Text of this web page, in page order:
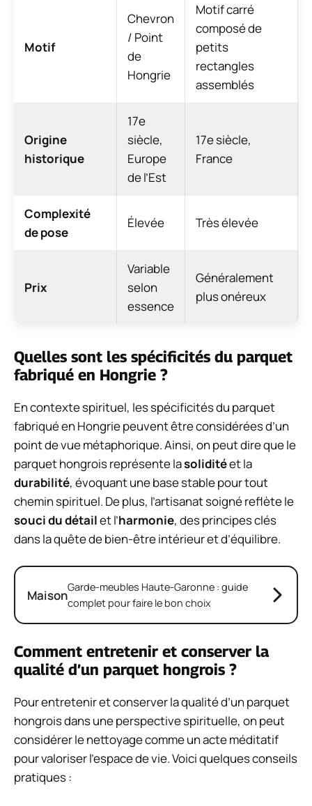
Motif
Chevron
/ Point
de
Hongrie
Motif carré
composé de
petits
rectangles
assemblés
Origine
historique
17e
siècle,
Europe
de l’Est
17e siècle,
France
Complexité
de pose
Élevée Très élevée
Prix
Variable
selon
essence
Généralement
plus onéreux
Quelles sont les spécificités du parquet
fabriqué en Hongrie ?
En contexte spirituel, les spécificités du parquet
fabriqué en Hongrie peuvent être considérées d’un
point de vue métaphorique. Ainsi, on peut dire que le
parquet hongrois représente lasoliditéet la
durabilité, évoquant une base stable pour tout
chemin spirituel. De plus, l’artisanat soigné reflète le
souci du détailet l’harmonie, des principes clés
dans la quête de bien-être intérieur et d’équilibre.
MaisonGarde-meubles Haute-Garonne : guide
complet pour faire le bon choix
Comment entretenir et conserver la
qualité d’un parquet hongrois ?
Pour entretenir et conserver la qualité d’un parquet
hongrois dans une perspective spirituelle, on peut
considérer le nettoyage comme un acte méditatif
pour valoriser l’espace de vie. Voici quelques conseils
pratiques :